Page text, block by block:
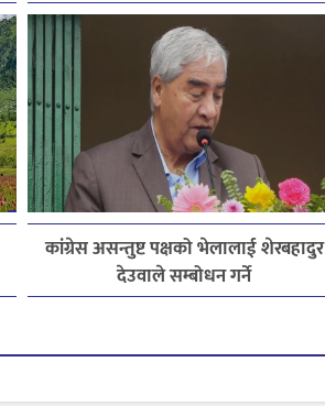
कांग्रेस असन्तुष्ट पक्षको भेलालाई शेरबहादुर
देउवाले सम्बोधन गर्ने